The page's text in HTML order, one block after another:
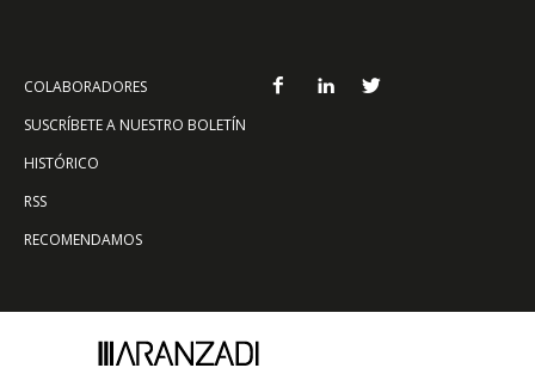
COLABORADORES
SUSCRÍBETE A NUESTRO BOLETÍN
HISTÓRICO
RSS
RECOMENDAMOS